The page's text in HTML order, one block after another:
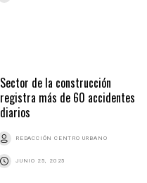
Sector de la construcción
registra más de 60 accidentes
diarios
REDACCIÓN CENTRO URBANO
JUNIO 25, 2025